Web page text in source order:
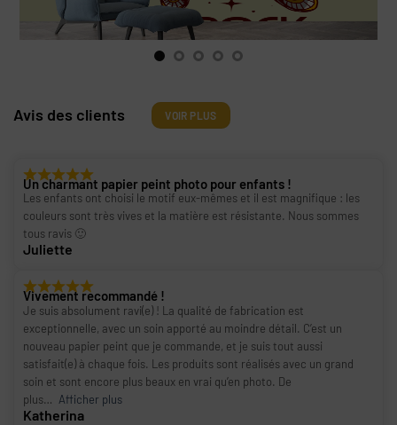
Avis des clients VOIR PLUS
Un charmant papier peint photo pour enfants !
Les enfants ont choisi le motif eux-mêmes et il est magnifique : les
couleurs sont très vives et la matière est résistante. Nous sommes
tous ravis 🙂
Juliette
Vivement recommandé !
Je suis absolument ravi(e) ! La qualité de fabrication est
exceptionnelle, avec un soin apporté au moindre détail. C’est un
nouveau papier peint que je commande, et je suis tout aussi
satisfait(e) à chaque fois. Les produits sont réalisés avec un grand
soin et sont encore plus beaux en vrai qu’en photo. De
plus
Afficher plus
Katherina